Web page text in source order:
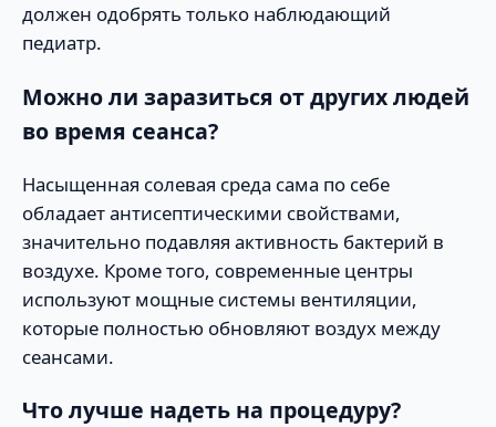
должен одобрять только наблюдающий
педиатр.
Можно ли заразиться от других людей
во время сеанса?
Насыщенная солевая среда сама по себе
обладает антисептическими свойствами,
значительно подавляя активность бактерий в
воздухе. Кроме того, современные центры
используют мощные системы вентиляции,
которые полностью обновляют воздух между
сеансами.
Что лучше надеть на процедуру?